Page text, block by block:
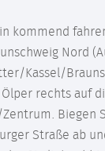
kommend
Nord
Kassel/
rechts auf
Biegen
Straße ab